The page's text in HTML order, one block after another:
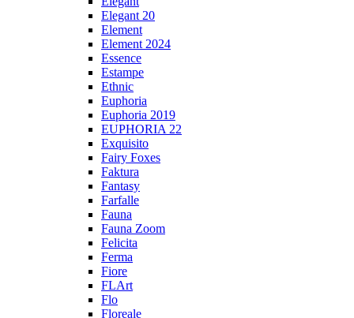
Elegant 20
Element
Element 2024
Essence
Estampe
Ethnic
Euphoria
Euphoria 2019
EUPHORIA 22
Exquisito
Fairy Foxes
Faktura
Fantasy
Farfalle
Fauna
Fauna Zoom
Felicita
Ferma
Fiore
FLArt
Flo
Floreale